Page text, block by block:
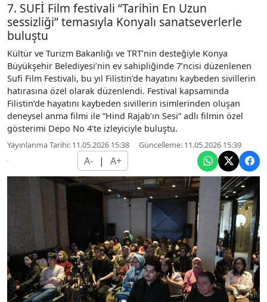
7. SUFİ Film festivali “Tarihin En Uzun
sessizliği” temasıyla Konyalı sanatseverlerle
buluştu
Kültür ve Turizm Bakanlığı ve TRT’nin desteğiyle Konya
Büyükşehir Belediyesi’nin ev sahipliğinde 7’ncisi düzenlenen
Sufi Film Festivali, bu yıl Filistin’de hayatını kaybeden sivillerin
hatırasına özel olarak düzenlendi. Festival kapsamında
Filistin’de hayatını kaybeden sivillerin isimlerinden oluşan
deneysel anma filmi ile “Hind Rajab’ın Sesi” adlı filmin özel
gösterimi Depo No 4’te izleyiciyle buluştu.
Yayınlanma Tarihi: 11.05.2026 15:38 Güncelleme: 11.05.2026 15:39
A- | A+